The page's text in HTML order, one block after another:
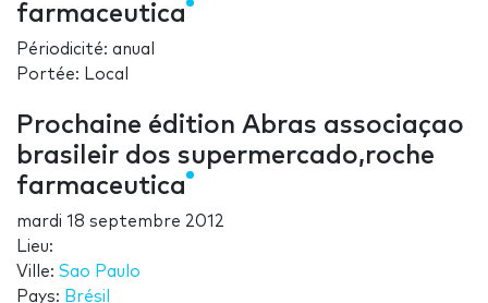
farmaceutica
Périodicité: anual
Portée: Local
Prochaine édition Abras associaçao
brasileir dos supermercado,roche
farmaceutica
mardi 18 septembre 2012
Lieu:
Ville: Sao Paulo
Pays: Brésil